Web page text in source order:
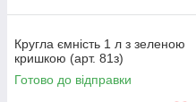
Кругла ємність 1 л з зеленою
кришкою (арт. 81з)
Готово до відправки